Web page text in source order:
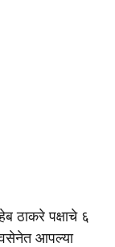
ठाकरे पक्षाचे ६
आपल्या